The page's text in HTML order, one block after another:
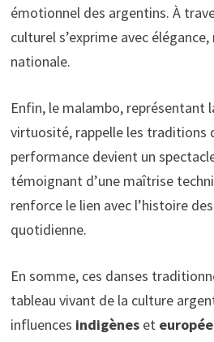
émotionnel des argentins. À
culturel s’exprime avec
nationale.
Enfin, le malambo, représentant
virtuosité, rappelle les traditions
performance devient un
témoignant d’une maîtrise
renforce le lien avec l’histoire
quotidienne.
En somme, ces danses
tableau vivant de la culture
influences indigèneset